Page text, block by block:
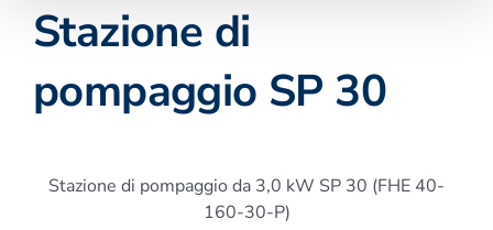
Stazione di
pompaggio SP 30
Stazione di pompaggio da 3,0 kW SP 30 (FHE 40-
160-30-P)